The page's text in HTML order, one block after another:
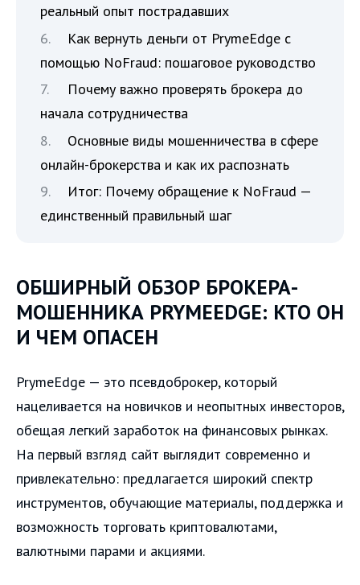
реальный опыт пострадавших
Как вернуть деньги от PrymeEdge с
помощью NoFraud: пошаговое руководство
Почему важно проверять брокера до
начала сотрудничества
Основные виды мошенничества в сфере
онлайн-брокерства и как их распознать
Итог: Почему обращение к NoFraud —
единственный правильный шаг
ОБШИРНЫЙ ОБЗОР БРОКЕРА-
МОШЕННИКА PRYMEEDGE: КТО ОН
И ЧЕМ ОПАСЕН
PrymeEdge — это псевдоброкер, который
нацеливается на новичков и неопытных инвесторов,
обещая легкий заработок на финансовых рынках.
На первый взгляд сайт выглядит современно и
привлекательно: предлагается широкий спектр
инструментов, обучающие материалы, поддержка и
возможность торговать криптовалютами,
валютными парами и акциями.